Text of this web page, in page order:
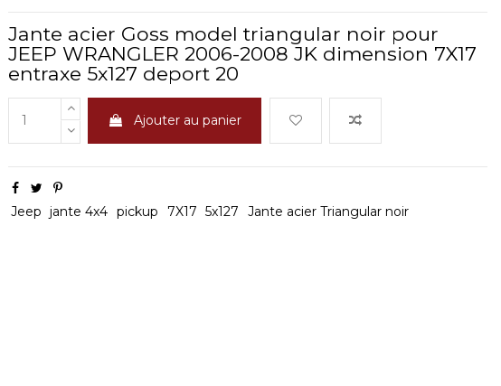
Jante acier Goss model triangular noir pour
JEEP WRANGLER 2006-2008 JK dimension 7X17
entraxe 5x127 deport 20
Ajouter au panier
Jeep jante 4x4 pickup 7X17 5x127 Jante acier Triangular noir